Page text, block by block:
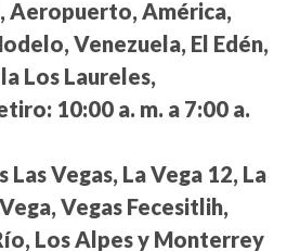
Aeropuerto, América,
Venezuela, El Edén,
Los Laureles,
10:00 a. m. a 7:00 a.
Las Vegas, La Vega 12, La
Vegas Fecesitlih,
Los Alpes y Monterrey